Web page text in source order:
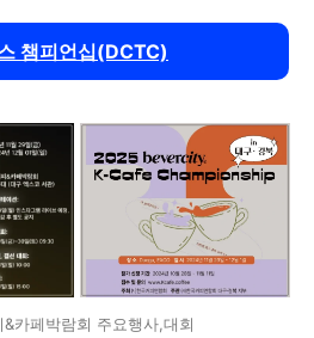
챔피언십(DCTC)
카페박람회 주요행사,대회